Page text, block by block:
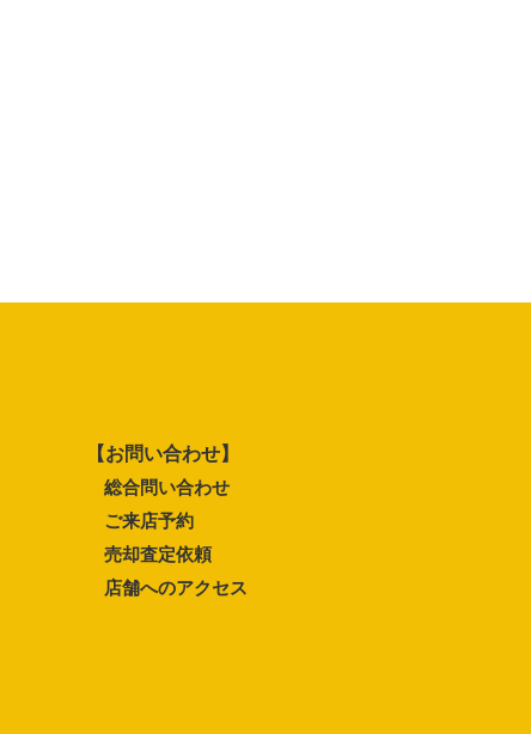
【お問い合わせ】
総合問い合わせ
ご来店予約
売却査定依頼
店舗へのアクセス